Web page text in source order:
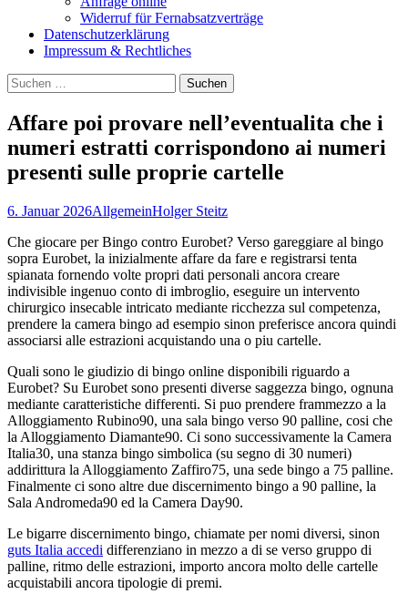
Widerruf für Fernabsatzverträge
Datenschutzerklärung
Impressum & Rechtliches
Suchen
nach:
Affare poi provare nell’eventualita che i
numeri estratti corrispondono ai numeri
presenti sulle proprie cartelle
6. Januar 2026AllgemeinHolger Steitz
Che giocare per Bingo contro Eurobet? Verso gareggiare al bingo
sopra Eurobet, la inizialmente affare da fare e registrarsi tenta
spianata fornendo volte propri dati personali ancora creare
indivisible ingenuo conto di imbroglio, eseguire un intervento
chirurgico insecable intricato mediante ricchezza sul competenza,
prendere la camera bingo ad esempio sinon preferisce ancora quindi
associarsi alle estrazioni acquistando una o piu cartelle.
Quali sono le giudizio di bingo online disponibili riguardo a
Eurobet? Su Eurobet sono presenti diverse saggezza bingo, ognuna
mediante caratteristiche differenti. Si puo prendere frammezzo a la
Alloggiamento Rubino90, una sala bingo verso 90 palline, cosi che
la Alloggiamento Diamante90. Ci sono successivamente la Camera
Italia30, una stanza bingo simbolica (su segno di 30 numeri)
addirittura la Alloggiamento Zaffiro75, una sede bingo a 75 palline.
Finalmente ci sono altre due discernimento bingo a 90 palline, la
Sala Andromeda90 ed la Camera Day90.
Le bigarre discernimento bingo, chiamate per nomi diversi, sinon
guts Italia accedi differenziano in mezzo a di se verso gruppo di
palline, ritmo delle estrazioni, importo ancora molto delle cartelle
acquistabili ancora tipologie di premi.